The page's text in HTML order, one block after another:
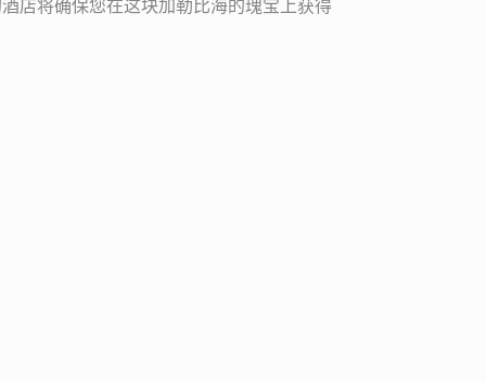
店将确保您在这块加勒比海的瑰宝上获得